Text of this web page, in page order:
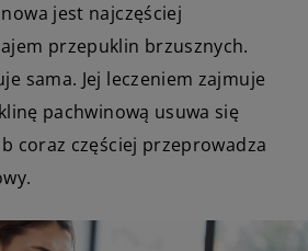
jest najczęściej
przepuklin brzusznych.
sama. Jej leczeniem zajmuje
pachwinową usuwa się
coraz częściej przeprowadza